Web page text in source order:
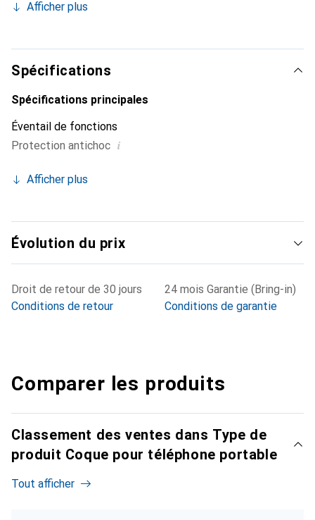
smartphone. La marque Noreve est reconnue
constitue toujours un excellent choix pour le client
exigeant.
Afficher plus
Spécifications
Spécifications principales
Éventail de fonctions
Protection antichoc i
Afficher plus
Évolution du prix
Droit de retour de 30 jours
Conditions de retour
24 mois Garantie (Bring-in)
Conditions de garantie
Comparer les produits
Classement des ventes dans Type de
produit Coque pour téléphone portable
Tout afficher